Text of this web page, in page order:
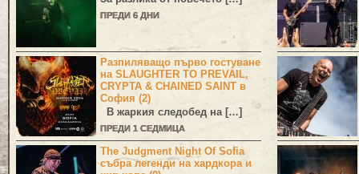
ПРЕДИ 6 ДНИ
Разпиляващо първо гостуване
на SLAUGHTER TO PREVAIL,
CRYPTA & CHAINED SAINT в
София (2)
В жаркия следобед на […]
ПРЕДИ 1 СЕДМИЦА
The Judgment Night Of Sofia
събра легенди на хардкора и